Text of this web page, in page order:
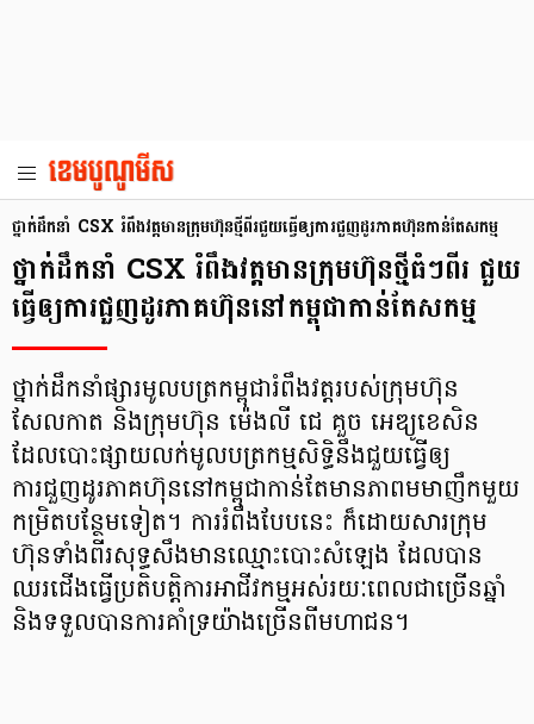
ថ្នាក់ដឹកនាំ CSX រំពឹងវត្តមានក្រុមហ៊ុនថ្មីពីរជួយធ្វើឲ្យការជួញដូរភាគហ៊ុនកាន់តែសកម្ម
ថ្នាក់ដឹកនាំ CSX រំពឹងវត្តមានក្រុមហ៊ុនថ្មីធំៗពីរ ជួយ
ធ្វើឲ្យការជួញដូរភាគហ៊ុននៅកម្ពុជាកាន់តែសកម្ម
ថ្នាក់ដឹកនាំផ្សារមូលបត្រកម្ពុជារំពឹងវត្តរបស់ក្រុមហ៊ុន
សែលកាត និងក្រុមហ៊ុន ម៉េងលី ជេ គួច អេឌ្យូខេសិន
ដែលបោះផ្សាយលក់មូលបត្រកម្មសិទ្ធិនឹងជួយធ្វើឲ្យ
ការជួញដូរភាគហ៊ុននៅកម្ពុជាកាន់តែមានភាពមមាញឹកមួយ
កម្រិតបន្ថែមទៀត។ ការរំពឹងបែបនេះ ក៏ដោយសារក្រុម
ហ៊ុនទាំងពីរសុទ្ធសឹងមានឈ្មោះបោះសំឡេង ដែលបាន
ឈរជើងធ្វើប្រតិបត្តិការអាជីវកម្មអស់រយៈពេលជាច្រើនឆ្នាំ
និងទទួលបានការគាំទ្រយ៉ាងច្រើនពីមហាជន។